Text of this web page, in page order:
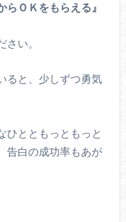
らＯＫをもらえる』
い。
ると、少しずつ勇気
ひとともっともっと
告白の成功率もあが